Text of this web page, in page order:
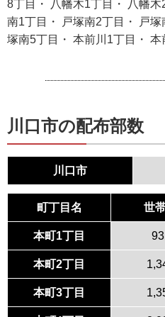
8丁目・ 八幡木1丁目・ 八幡
南1丁目・ 戸塚南2丁目・ 戸
塚南5丁目・ 本前川1丁目・ 本
川口市の配布部数
川口市
町丁目名 世
本町1丁目
本町2丁目
本町3丁目